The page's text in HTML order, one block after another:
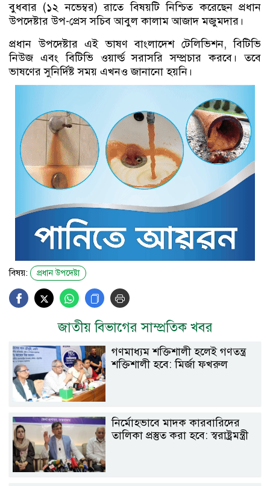
বুধবার (১২ নভেম্বর) রাতে বিষয়টি নিশ্চিত করেছেন প্রধান
উপদেষ্টার উপ-প্রেস সচিব আবুল কালাম আজাদ মজুমদার।
প্রধান উপদেষ্টার এই ভাষণ বাংলাদেশ টেলিভিশন, বিটিভি
নিউজ এবং বিটিভি ওয়ার্ল্ড সরাসরি সম্প্রচার করবে। তবে
ভাষণের সুনির্দিষ্ট সময় এখনও জানানো হয়নি।
বিষয়: প্রধান উপদেষ্টা
জাতীয় বিভাগের সাম্প্রতিক খবর
গণমাধ্যম শক্তিশালী হলেই গণতন্ত্র
শক্তিশালী হবে: মির্জা ফখরুল
নির্মোহভাবে মাদক কারবারিদের
তালিকা প্রস্তুত করা হবে: স্বরাষ্ট্রমন্ত্রী